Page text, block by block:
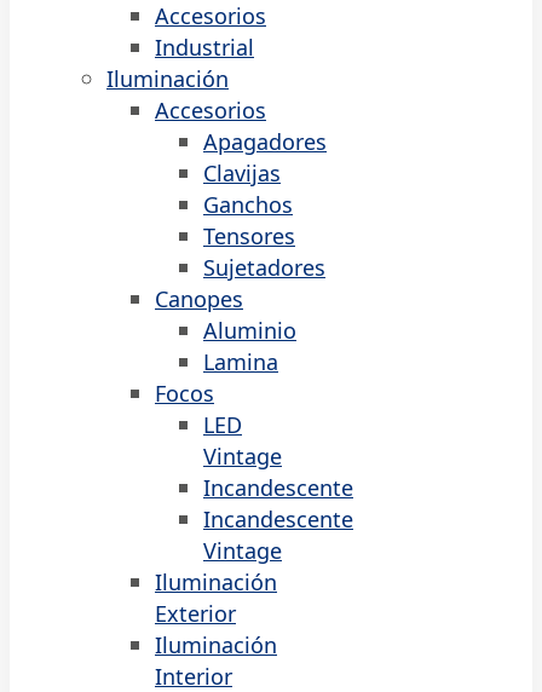
Accesorios
Industrial
Iluminación
Accesorios
Apagadores
Clavijas
Ganchos
Tensores
Sujetadores
Canopes
Aluminio
Lamina
Focos
LED
Vintage
Incandescente
Incandescente
Vintage
Iluminación
Exterior
Iluminación
Interior